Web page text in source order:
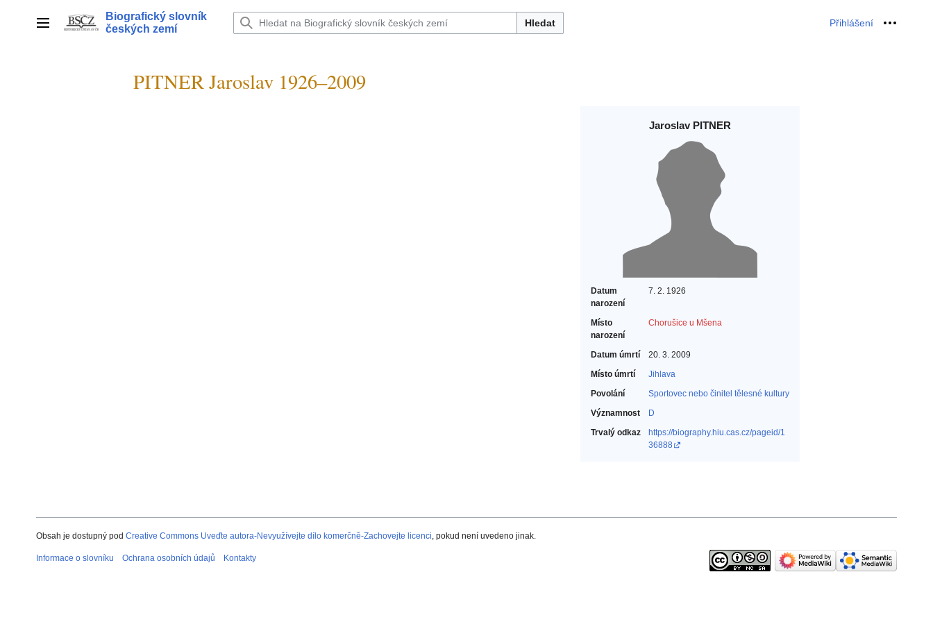
Hlavní menu
Biografický slovník
českých zemí
Hledat Přihlášení Osobní
PITNER Jaroslav 1926–2009
Jaroslav PITNER
Datum
narození
7. 2. 1926
Místo
narození
Chorušice u Mšena
Datum úmrtí
20. 3. 2009
Místo úmrtí
Jihlava
Povolání
Sportovec nebo činitel tělesné kultury‎
Významnost
D
Trvalý odkaz
https://biography.hiu.cas.cz/pageid/1
36888
Obsah je dostupný pod Creative Commons Uveďte autora-Nevyužívejte dílo komerčně-Zachovejte licenci, pokud není uvedeno jinak.
Informace o slovníku Ochrana osobních údajů Kontakty